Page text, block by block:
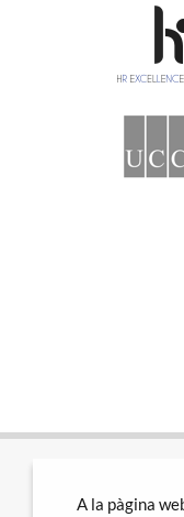
A la pàgina